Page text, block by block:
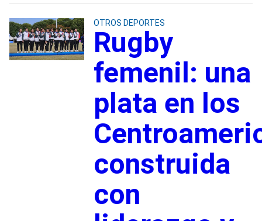
OTROS DEPORTES
Rugby
femenil: una
plata en los
construida
con